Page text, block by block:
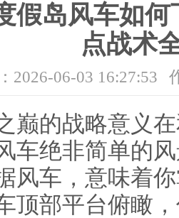
假岛风车如
点战术
2026-06-03 16:27:53
巅的战略意义
车绝非简单的
风车，意味着
顶部平台俯瞰